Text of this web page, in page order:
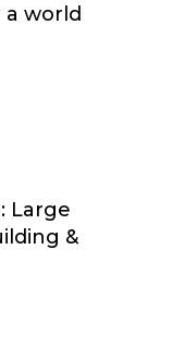
a world
Large
&